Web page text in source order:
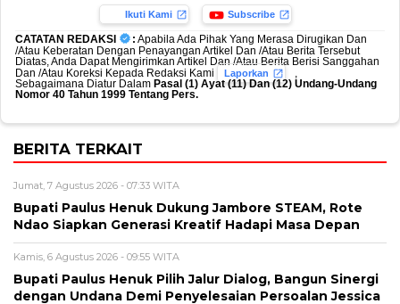
Ikuti Kami Subscribe
CATATAN REDAKSI : Apabila Ada Pihak Yang Merasa Dirugikan Dan
/Atau Keberatan Dengan Penayangan Artikel Dan /Atau Berita Tersebut
Diatas, Anda Dapat Mengirimkan Artikel Dan /Atau Berita Berisi Sanggahan
Dan /Atau Koreksi Kepada Redaksi Kami
Laporkan
,
Sebagaimana Diatur Dalam Pasal (1) Ayat (11) Dan (12) Undang-Undang
Nomor 40 Tahun 1999 Tentang Pers.
BERITA TERKAIT
Jumat, 7 Agustus 2026 - 07:33 WITA
Bupati Paulus Henuk Dukung Jambore STEAM, Rote
Ndao Siapkan Generasi Kreatif Hadapi Masa Depan
Kamis, 6 Agustus 2026 - 09:55 WITA
Bupati Paulus Henuk Pilih Jalur Dialog, Bangun Sinergi
dengan Undana Demi Penyelesaian Persoalan Jessica